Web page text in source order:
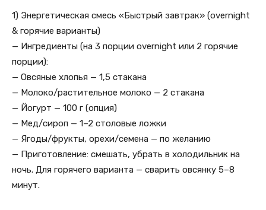
1) Энергетическая смесь «Быстрый завтрак» (overnight
& горячие варианты)
— Ингредиенты (на 3 порции overnight или 2 горячие
порции):
— Овсяные хлопья — 1,5 стакана
— Молоко/растительное молоко — 2 стакана
— Йогурт — 100 г (опция)
— Мед/сироп — 1–2 столовые ложки
— Ягоды/фрукты, орехи/семена — по желанию
— Приготовление: смешать, убрать в холодильник на
ночь. Для горячего варианта — сварить овсянку 5–8
минут.